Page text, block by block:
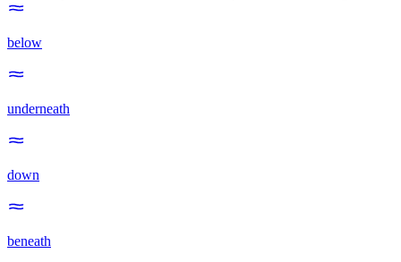
below
underneath
down
beneath